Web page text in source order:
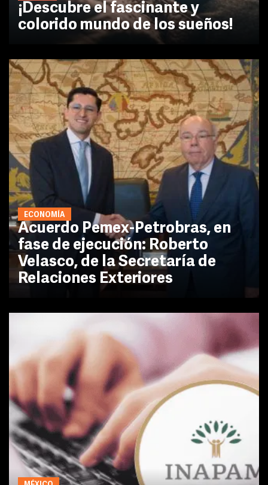
¡Descubre el fascinante y
colorido mundo de los sueños!
ECONOMÍA
Acuerdo Pemex-Petrobras, en
fase de ejecución: Roberto
Velasco, de la Secretaría de
Relaciones Exteriores